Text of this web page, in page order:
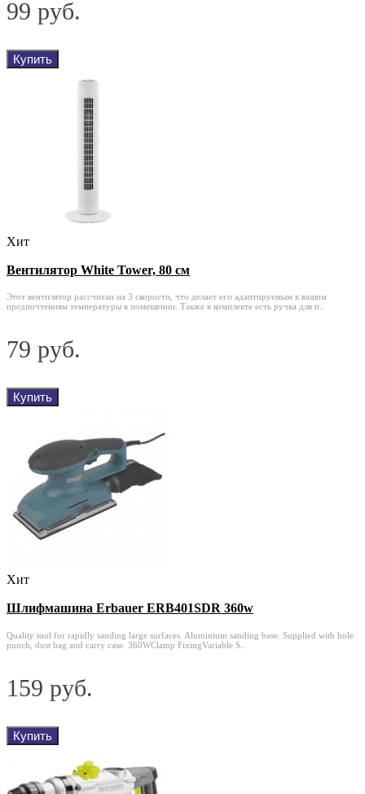
99 руб.
Купить
Хит
Вентилятор White Tower, 80 см
Этот вентилятор рассчитан на 3 скорости, что делает его адаптируемым к вашим
предпочтениям температуры в помещении. Также в комплекте есть ручка для п..
79 руб.
Купить
Хит
Шлифмашина Erbauer ERB401SDR 360w
Quality tool for rapidly sanding large surfaces. Aluminium sanding base. Supplied with hole
punch, dust bag and carry case. 360WClamp FixingVariable S..
159 руб.
Купить